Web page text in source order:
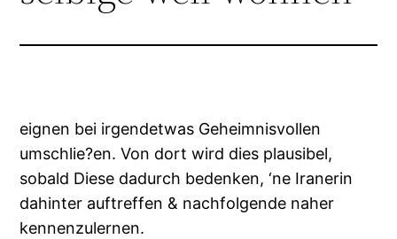
eignen bei irgendetwas Geheimnisvollen
umschlie?en. Von dort wird dies plausibel,
sobald Diese dadurch bedenken, ‘ne Iranerin
dahinter auftreffen & nachfolgende naher
kennenzulernen.